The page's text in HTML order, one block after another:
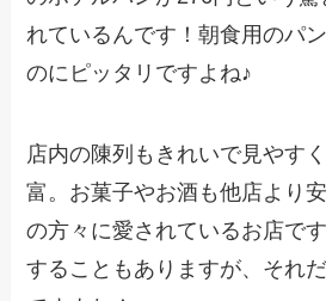
れているんです！朝食用のパ
のにピッタリですよね♪
店内の陳列もきれいで見やす
富。お菓子やお酒も他店より
の方々に愛されているお店で
することもありますが、それ